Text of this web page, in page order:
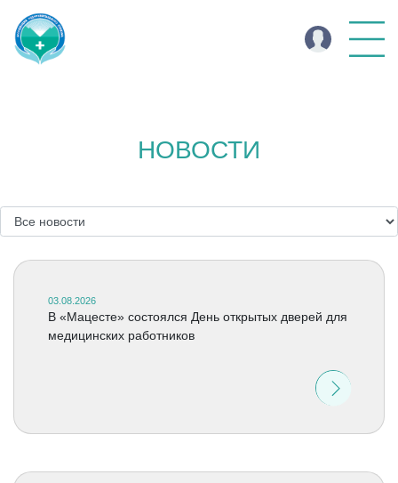
НОВОСТИ
03.08.2026
В «Мацесте» состоялся День открытых дверей для
медицинских работников